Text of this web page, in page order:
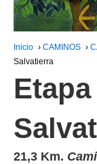
Inicio › CAMINOS ›
Salvatierra
21,3 Km.